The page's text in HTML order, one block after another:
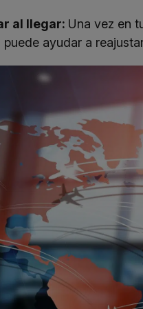
al llegar: Una vez en
ayudar a